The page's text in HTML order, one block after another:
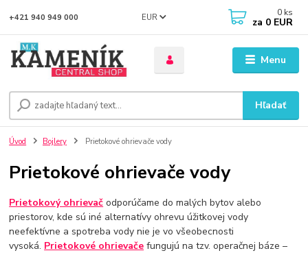
Menu
EUR
Hľadať
+421 940 949 000 0 ks
za 0 EUR
Úvod Bojlery Prietokové ohrievače vody
Prietokové ohrievače vody
Prietokový ohrievač odporúčame do malých bytov alebo
priestorov, kde sú iné alternatívy ohrevu úžitkovej vody
neefektívne a spotreba vody nie je vo všeobecnosti
vysoká. Prietokové ohrievače fungujú na tzv. operačnej báze –